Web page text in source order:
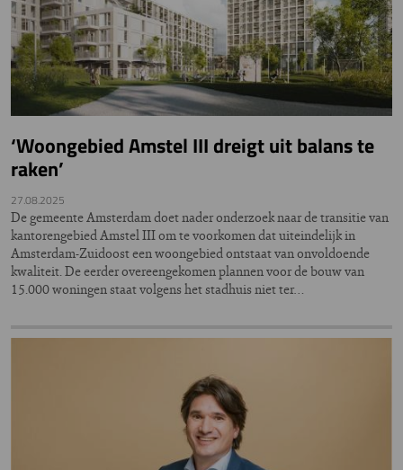
‘Woongebied Amstel III dreigt uit balans te
raken’
27.08.2025
De gemeente Amsterdam doet nader onderzoek naar de transitie van
kantorengebied Amstel III om te voorkomen dat uiteindelijk in
Amsterdam-Zuidoost een woongebied ontstaat van onvoldoende
kwaliteit. De eerder overeengekomen plannen voor de bouw van
15.000 woningen staat volgens het stadhuis niet ter…